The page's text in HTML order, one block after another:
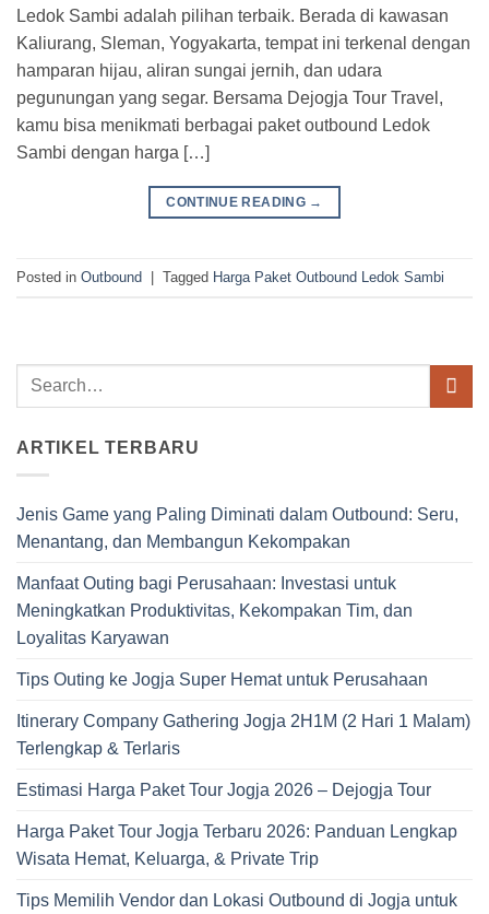
Ledok Sambi adalah pilihan terbaik. Berada di kawasan
Kaliurang, Sleman, Yogyakarta, tempat ini terkenal dengan
hamparan hijau, aliran sungai jernih, dan udara
pegunungan yang segar. Bersama Dejogja Tour Travel,
kamu bisa menikmati berbagai paket outbound Ledok
Sambi dengan harga […]
CONTINUE READING →
Posted in Outbound | Tagged Harga Paket Outbound Ledok Sambi
ARTIKEL TERBARU
Jenis Game yang Paling Diminati dalam Outbound: Seru,
Menantang, dan Membangun Kekompakan
Manfaat Outing bagi Perusahaan: Investasi untuk
Meningkatkan Produktivitas, Kekompakan Tim, dan
Loyalitas Karyawan
Tips Outing ke Jogja Super Hemat untuk Perusahaan
Itinerary Company Gathering Jogja 2H1M (2 Hari 1 Malam)
Terlengkap & Terlaris
Estimasi Harga Paket Tour Jogja 2026 – Dejogja Tour
Harga Paket Tour Jogja Terbaru 2026: Panduan Lengkap
Wisata Hemat, Keluarga, & Private Trip
Tips Memilih Vendor dan Lokasi Outbound di Jogja untuk